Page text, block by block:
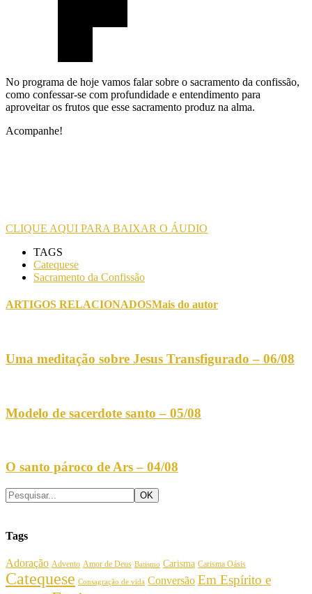
No programa de hoje vamos falar sobre o sacramento da confissão,
como confessar-se com profundidade e entendimento para
aproveitar os frutos que esse sacramento produz na alma.
Acompanhe!
CLIQUE AQUI PARA BAIXAR O ÁUDIO
TAGS
Catequese
Sacramento da Confissão
ARTIGOS RELACIONADOSMais do autor
Uma meditação sobre Jesus Transfigurado – 06/08
Modelo de sacerdote santo – 05/08
O santo pároco de Ars – 04/08
Tags
Adoração Advento Amor de Deus Batismo Carisma Carisma Oásis
Catequese Consagração de vida Conversão Em Espírito e